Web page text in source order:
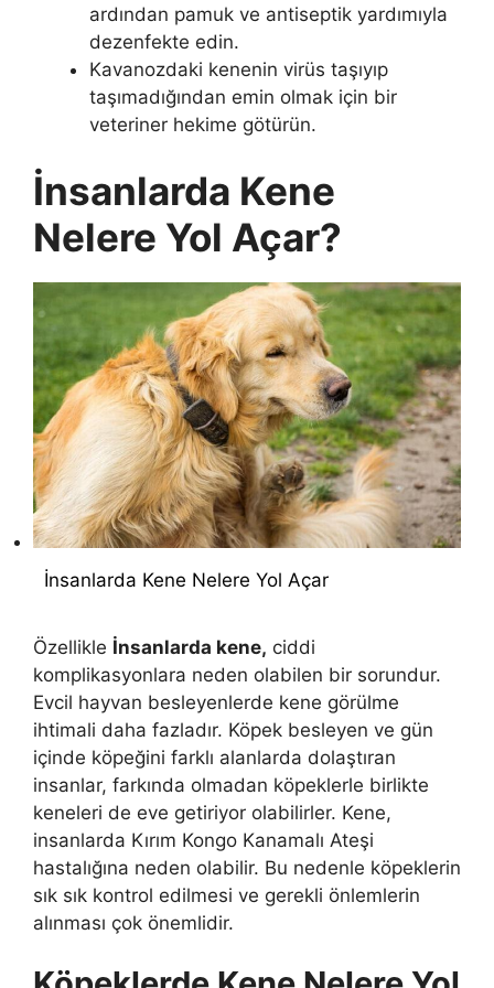
ardından pamuk ve antiseptik yardımıyla
dezenfekte edin.
Kavanozdaki kenenin virüs taşıyıp
taşımadığından emin olmak için bir
veteriner hekime götürün.
İnsanlarda Kene
Nelere Yol Açar?
İnsanlarda Kene Nelere Yol Açar
Özellikle İnsanlarda kene, ciddi
komplikasyonlara neden olabilen bir sorundur.
Evcil hayvan besleyenlerde kene görülme
ihtimali daha fazladır. Köpek besleyen ve gün
içinde köpeğini farklı alanlarda dolaştıran
insanlar, farkında olmadan köpeklerle birlikte
keneleri de eve getiriyor olabilirler. Kene,
insanlarda Kırım Kongo Kanamalı Ateşi
hastalığına neden olabilir. Bu nedenle köpeklerin
sık sık kontrol edilmesi ve gerekli önlemlerin
alınması çok önemlidir.